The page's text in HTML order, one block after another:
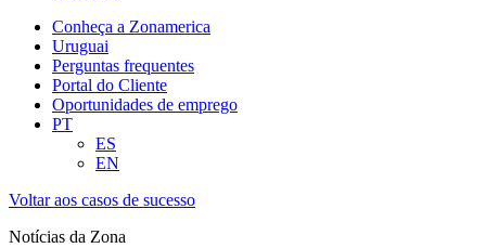
Conheça a Zonamerica
Uruguai
Perguntas frequentes
Portal do Cliente
Oportunidades de emprego
PT
ES
EN
Voltar aos casos de sucesso
Notícias da Zona